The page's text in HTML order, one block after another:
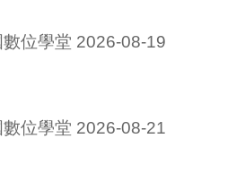
數位學堂 2026-08-19
數位學堂 2026-08-21